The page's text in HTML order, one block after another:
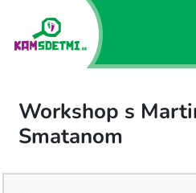
Workshop s
Smatanom